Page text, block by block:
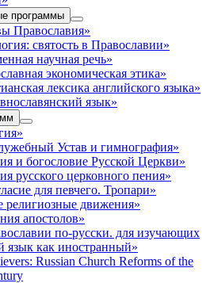
программы
Православия»
святость в Православии»
научная речь»
экономическая этика»
лексика английского языка»
язык»
Устав и гимнография»
и богословие Русской Церкви»
русского церковного пения»
для певчего. Тропари»
религиозные движения»
апостолов»
по-русски. для изучающих
язык как иностранный»
Russian Church Reforms of the